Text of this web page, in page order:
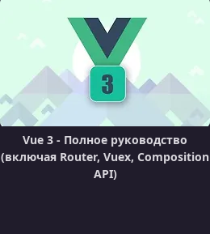
Vue 3 - Полное руководство
(включая Router, Vuex, Composition
API)